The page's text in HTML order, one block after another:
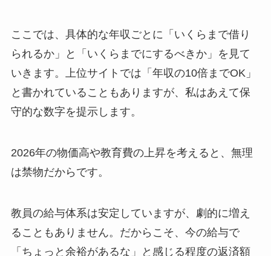
ここでは、具体的な年収ごとに「いくらまで借り
られるか」と「いくらまでにするべきか」を見て
いきます。上位サイトでは「年収の10倍までOK」
と書かれていることもありますが、私はあえて保
守的な数字を提示します。
2026年の物価高や教育費の上昇を考えると、無理
は禁物だからです。
教員の給与体系は安定していますが、劇的に増え
ることもありません。だからこそ、今の給与で
「ちょっと余裕があるな」と感じる程度の返済額